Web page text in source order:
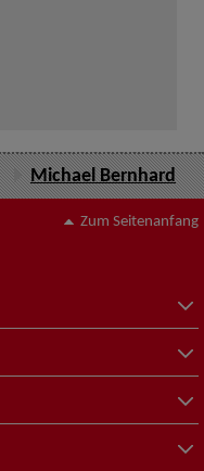
Michael Bernhard
Zum Seitenanfang